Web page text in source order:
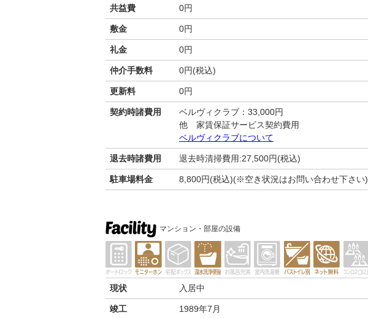
共益費 0円
敷金 0円
礼金 0円
仲介手数料 0円(税込)
更新料 0円
契約時諸費用
ベルヴィクラブ：33,000円
他 家賃保証サービス契約費用
ベルヴィクラブについて
退去時諸費用 退去時清掃費用:27,500円(税込)
駐車場料金 8,800円(税込)(※空き状況はお問い合わせ下さい)
マンション・部屋の設備
現状 入居中
竣工 1989年7月